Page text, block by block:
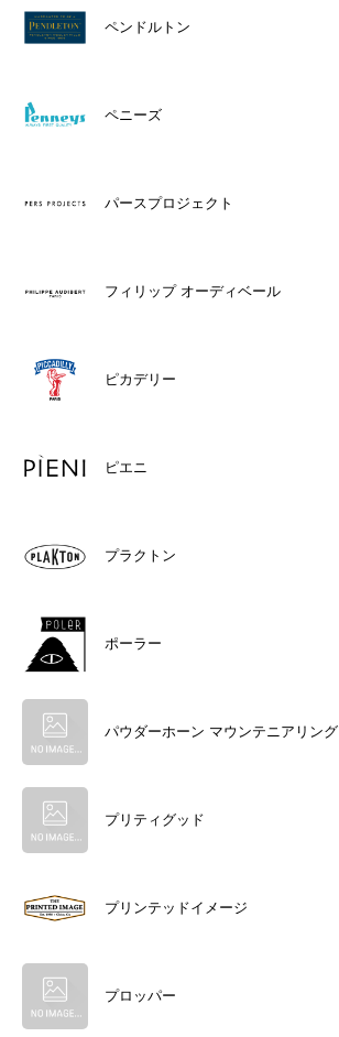
ペンドルトン
ペニーズ
パースプロジェクト
フィリップ オーディベール
ピカデリー
ピエニ
プラクトン
ポーラー
パウダーホーン マウンテニアリング
プリティグッド
プリンテッドイメージ
プロッパー